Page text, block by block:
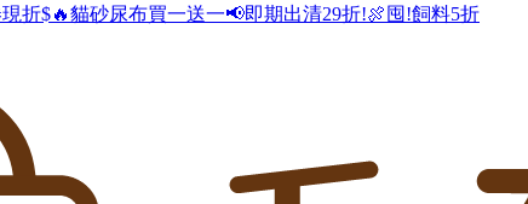
折$🔥貓砂尿布買一送一📢即期出清29折!🍖囤!飼料5折